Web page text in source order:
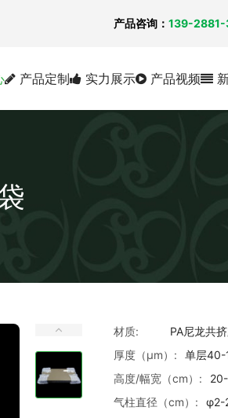
产品定制 实力展示 产品视频
材质:
PA尼龙共
厚度（μm）:
单层40-
高度/幅宽（cm）:
气柱直径（cm）:
φ2-
产品咨询： 139-2881-